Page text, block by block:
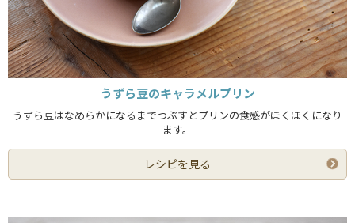
うずら豆のキャラメルプリン
うずら豆はなめらかになるまでつぶすとプリンの食感がほくほくになり
ます。
レシピを見る